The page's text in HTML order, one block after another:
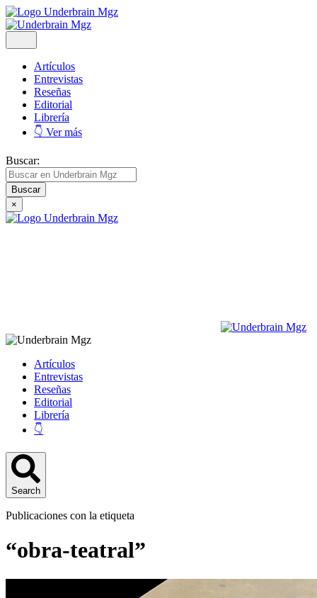
Artículos
Entrevistas
Reseñas
Editorial
Librería
👇 Ver más
Buscar:
×
Artículos
Entrevistas
Reseñas
Editorial
Librería
👇
Search
Publicaciones con la etiqueta
“obra-teatral”